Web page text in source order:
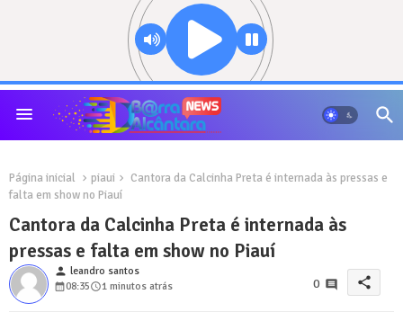
Página inicial piaui
Cantora da Calcinha Preta é internada às pressas e
falta em show no Piauí
Cantora da Calcinha Preta é internada às
pressas e falta em show no Piauí
person leandro santos
08:35
1 minutos atrás 0 share